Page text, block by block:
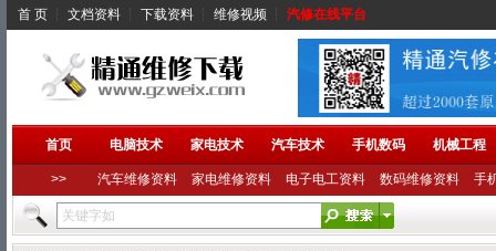
首 页 ┆ 文档资料 ┆ 下载资料 ┆ 维修视频 ┆ 汽修在线平台
首页 电脑技术 家电技术 汽车技术 手机数码 机械工程
>> 汽车维修资料 家电维修资料 电子电工资料 数码维修资料 手